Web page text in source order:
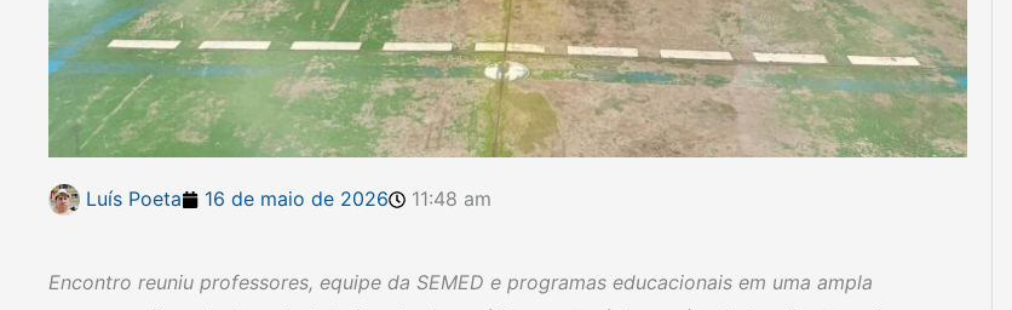
Luís Poeta 16 de maio de 2026 11:48 am
Encontro reuniu professores, equipe da SEMED e programas educacionais em uma ampla